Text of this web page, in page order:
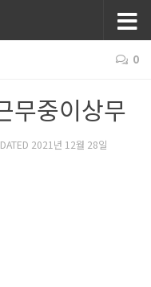
0
무중이상무
2021년 12월 28일